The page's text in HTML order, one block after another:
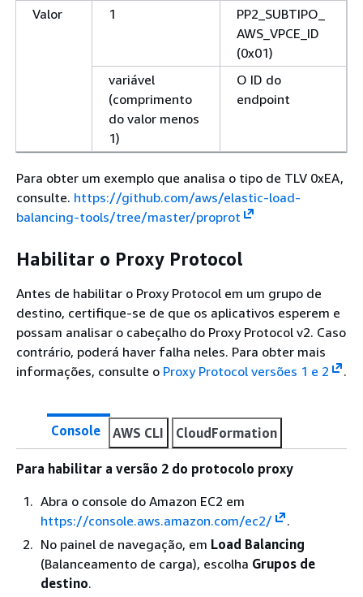
Valor
1
PP2_SUBTIPO_
AWS_VPCE_ID
(0x01)
variável
(comprimento
do valor menos
1)
O ID do
endpoint
Para obter um exemplo que analisa o tipo de TLV 0xEA,
consulte. https://github.com/aws/elastic-load-
balancing-tools/tree/master/proprot
Habilitar o Proxy Protocol
Antes de habilitar o Proxy Protocol em um grupo de
destino, certifique-se de que os aplicativos esperem e
possam analisar o cabeçalho do Proxy Protocol v2. Caso
contrário, poderá haver falha neles. Para obter mais
informações, consulte o Proxy Protocol versões 1 e 2 .
Console AWS CLI CloudFormation
Para habilitar a versão 2 do protocolo proxy
Abra o console do Amazon EC2 em
https://console.aws.amazon.com/ec2/
.
No painel de navegação, em Load Balancing
(Balanceamento de carga), escolha Grupos de
destino.